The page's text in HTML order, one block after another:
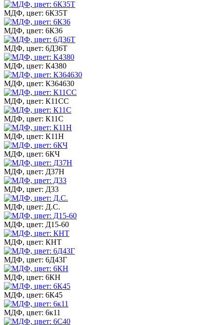
МДФ, цвет: 6К35Т
МДФ, цвет: 6К36
МДФ, цвет: 6Д36Т
МДФ, цвет: К4380
МДФ, цвет: К364630
МДФ, цвет: К11СС
МДФ, цвет: К11С
МДФ, цвет: К11Н
МДФ, цвет: 6КЧ
МДФ, цвет: Д37Н
МДФ, цвет: Д33
МДФ, цвет: Д.С.
МДФ, цвет: Д15-60
МДФ, цвет: КНТ
МДФ, цвет: 6Д43Г
МДФ, цвет: 6КН
МДФ, цвет: 6К45
МДФ, цвет: 6к11